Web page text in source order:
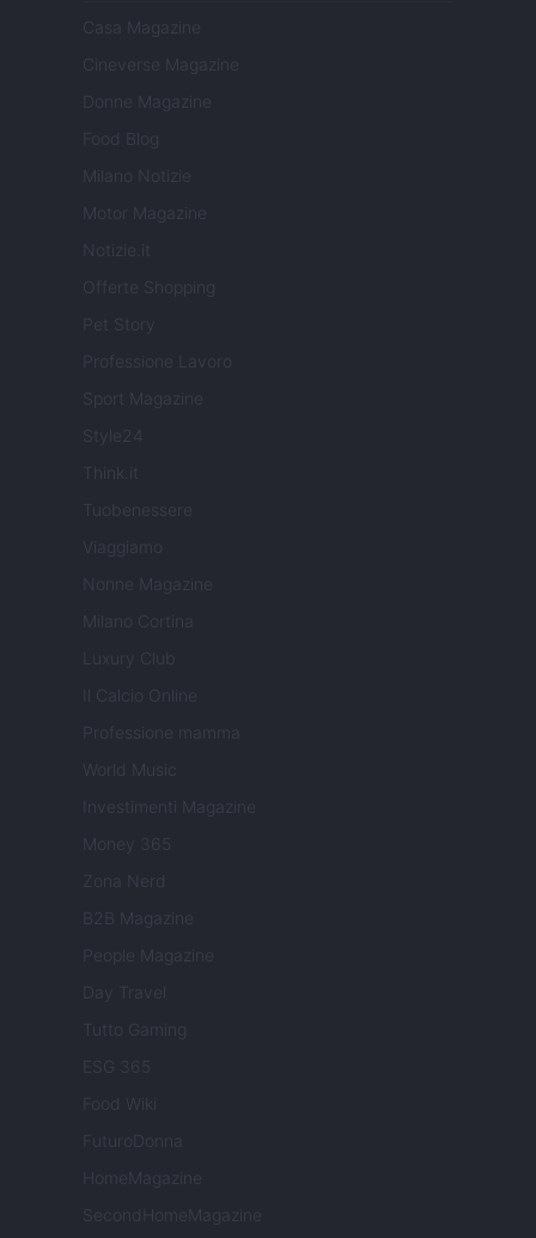
Casa Magazine
Cineverse Magazine
Donne Magazine
Food Blog
Milano Notizie
Motor Magazine
Notizie.it
Offerte Shopping
Professione Lavoro
Sport Magazine
Style24
Think.it
Tuobenessere
Viaggiamo
Nonne Magazine
Milano Cortina
Luxury Club
Il Calcio Online
Professione mamma
World Music
Investimenti Magazine
Money 365
Zona Nerd
B2B Magazine
People Magazine
Day Travel
Tutto Gaming
ESG 365
Food Wiki
FuturoDonna
HomeMagazine
SecondHomeMagazine